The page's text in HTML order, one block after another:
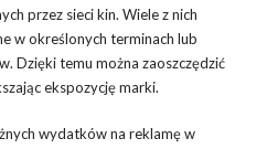
przez sieci kin. Wiele z nich
w określonych terminach lub
Dzięki temu można zaoszczędzić
ekspozycję marki.
wydatków na reklamę w